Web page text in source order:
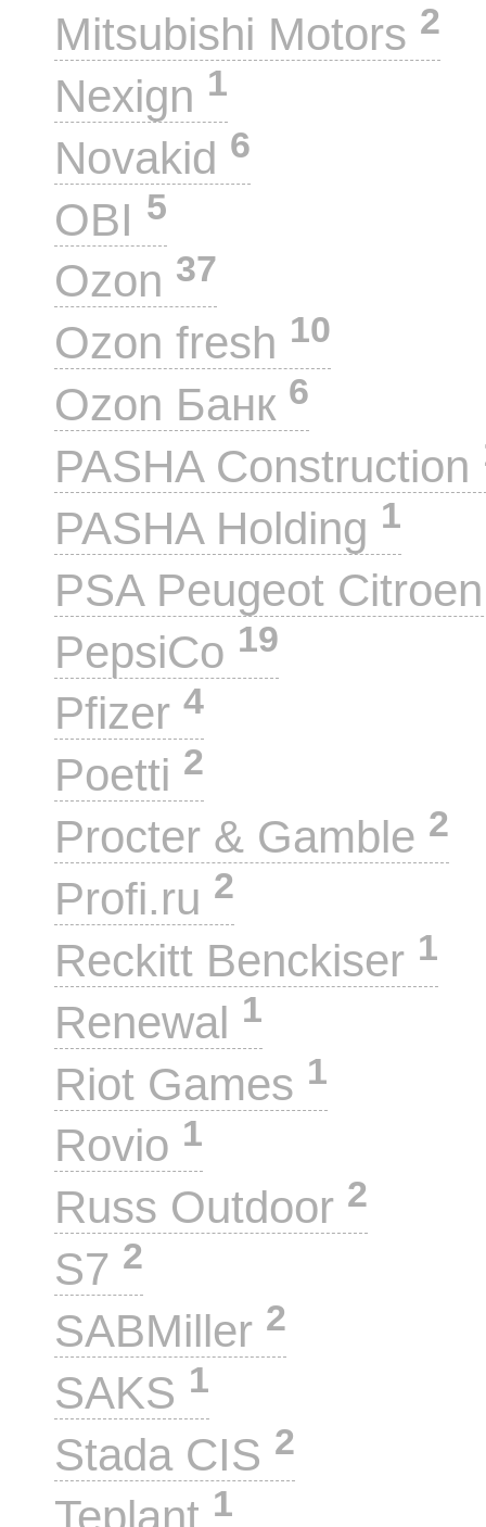
Mitsubishi Motors 2
Nexign 1
Novakid 6
OBI 5
Ozon 37
Ozon fresh 10
Ozon Банк 6
PASHA Construction
PASHA Holding 1
PSA Peugeot
PepsiCo 19
Pfizer 4
Poetti 2
Procter & Gamble 2
Profi.ru 2
Reckitt Benckiser 1
Renewal 1
Riot Games 1
Rovio 1
Russ Outdoor 2
S7 2
SABMiller 2
SAKS 1
Stada CIS 2
Teplant 1